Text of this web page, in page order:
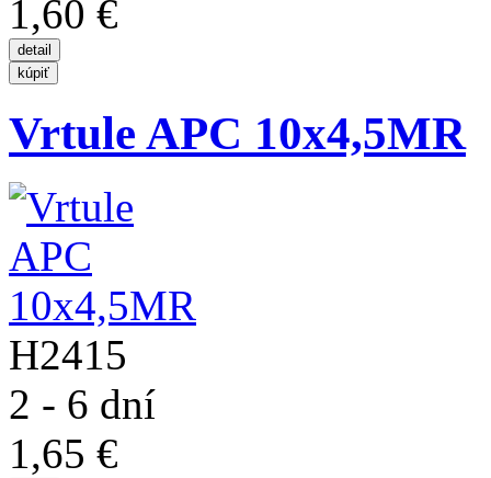
1,60 €
Vrtule APC 10x4,5MR
H2415
2 - 6 dní
1,65 €